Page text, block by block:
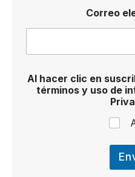
Correo
Al hacer clic en
términos y uso de